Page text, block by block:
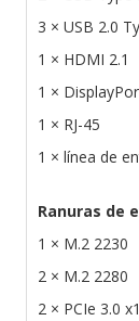
3 × USB 2.0
1 × HDMI 2.1
1 ×
1 × RJ-45
1 × línea de
Ranuras de
1 × M.2 2230
2 × M.2 2280
2 × PCIe 3.0 x1